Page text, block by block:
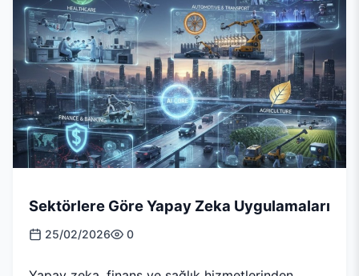
Sektörlere Göre Yapay Zeka Uygulamaları
25/02/2026 0